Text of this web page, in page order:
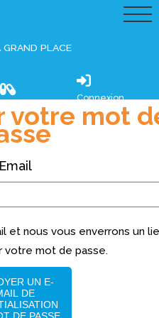
GRAND PLACE
Connexion
votre mot
Email
et nous vous enverrons un
votre mot de passe.
UN E-
DE